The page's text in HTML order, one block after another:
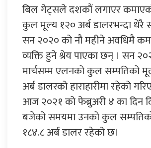
बिल गेट्सले दशकौं लगाएर
कुल मूल्य १२० अर्ब डालरभन्दा धेरै
सन २०२० को नौ महीने अवधिमै
व्यक्ति हुने श्रेय पाएका छन् । सन
मार्चसम्म एलनको कुल सम्पतिको
अर्ब डालरको हाराहारीमा रहेको
आज २०२१ को फेब्रुअरी ४ का दिन
बजेको समयमा उनको कुल
१८४.८ अर्ब डालर रहेको छ।